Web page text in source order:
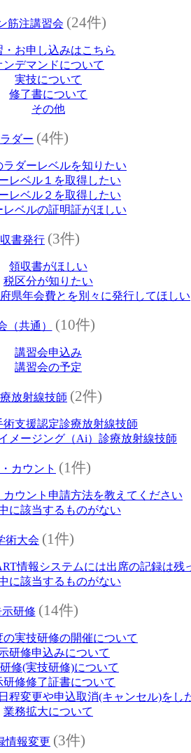
筋注講習会 (24件)
・お申し込みはこちら
ンデマンドについて
実技について
修了書について
その他
ラダー (4件)
ラダーレベルを知りたい
レベル１を取得したい
レベル２を取得したい
レベルの証明証がほしい
書発行 (3件)
領収書がほしい
税区分が知りたい
県年会費とを別々に発行してほしい
（共通） (10件)
講習会申込み
講習会の予定
放射線技師 (2件)
術支援認定診療放射線技師
メージング（Ai）診療放射線技師
カウント (1件)
ウント申請方法を教えてください
に該当するものがない
術大会 (1件)
情報システムには出席の記録は残
に該当するものがない
研修 (14件)
の実技研修の開催について
研修申込みについて
修(実技研修)について
研修修了証書について
程変更や申込取消(キャンセル)をし
業務拡大について
情報変更 (3件)